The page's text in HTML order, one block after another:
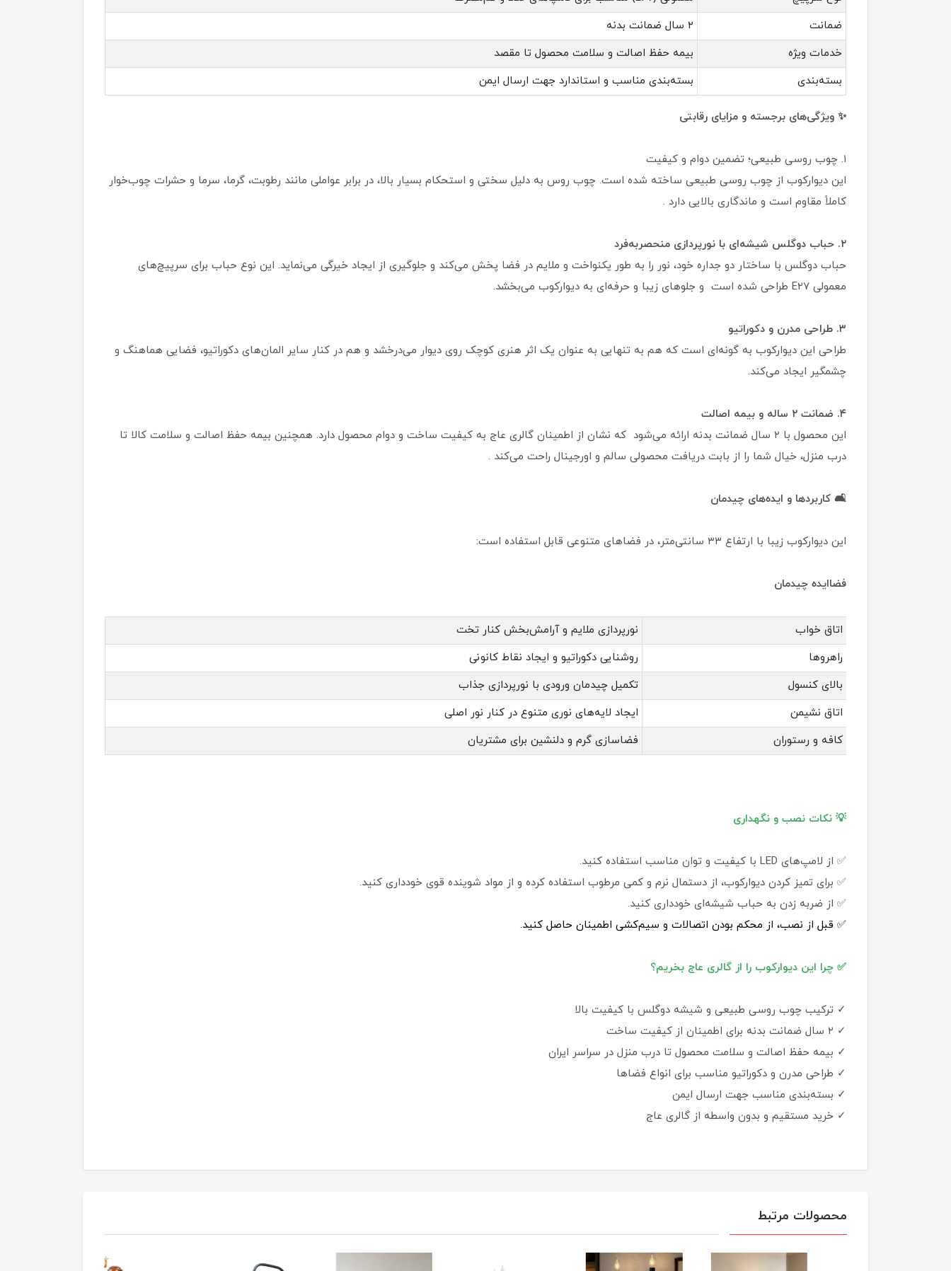
ضمانت
۲ سال ضمانت بدنه
خدمات ویژه
بیمه حفظ اصالت و سلامت محصول تا مقصد
بسته‌بندی
بسته‌بندی مناسب و استاندارد جهت ارسال ایمن
✨ ویژگی‌های برجسته و مزایای رقابتی
۱. چوب روسی طبیعی؛ تضمین دوام و کیفیت
این دیوارکوب از چوب روسی طبیعی ساخته شده است. چوب روس به دلیل سختی و استحکام بسیار بالا، در برابر عواملی مانند رطوبت، گرما، سرما و حشرات چوب‌خوار
کاملاً مقاوم است و ماندگاری بالایی دارد .
۲. حباب دوگلس شیشه‌ای با نورپردازی منحصربه‌فرد
حباب دوگلس با ساختار دو جداره خود، نور را به طور یکنواخت و ملایم در فضا پخش می‌کند و جلوگیری از ایجاد خیرگی می‌نماید. این نوع حباب برای سرپیچ‌های
معمولی E27 طراحی شده است و جلوهای زیبا و حرفه‌ای به دیوارکوب می‌بخشد.
۳. طراحی مدرن و دکوراتیو
طراحی این دیوارکوب به گونه‌ای است که هم به تنهایی به عنوان یک اثر هنری کوچک روی دیوار می‌درخشد و هم در کنار سایر المان‌های دکوراتیو، فضایی هماهنگ و
چشمگیر ایجاد می‌کند.
۴. ضمانت ۲ ساله و بیمه اصالت
این محصول با ۲ سال ضمانت بدنه ارائه می‌شود که نشان از اطمینان گالری عاج به کیفیت ساخت و دوام محصول دارد. همچنین بیمه حفظ اصالت و سلامت کالا تا
درب منزل، خیال شما را از بابت دریافت محصولی سالم و اورجینال راحت می‌کند .
🛋️ کاربردها و ایده‌های چیدمان
این دیوارکوب زیبا با ارتفاع ۳۳ سانتی‌متر، در فضاهای متنوعی قابل استفاده است:
فضاایده چیدمان
اتاق خواب
نورپردازی ملایم و آرامش‌بخش کنار تخت
راهروها
روشنایی دکوراتیو و ایجاد نقاط کانونی
بالای کنسول
تکمیل چیدمان ورودی با نورپردازی جذاب
اتاق نشیمن
ایجاد لایه‌های نوری متنوع در کنار نور اصلی
کافه و رستوران
فضاسازی گرم و دلنشین برای مشتریان
💡 نکات نصب و نگهداری
✅ از لامپ‌های LED با کیفیت و توان مناسب استفاده کنید.
✅ برای تمیز کردن دیوارکوب، از دستمال نرم و کمی مرطوب استفاده کرده و از مواد شوینده قوی خودداری کنید.
✅ از ضربه زدن به حباب شیشه‌ای خودداری کنید.
✅ قبل از نصب، از محکم بودن اتصالات و سیم‌کشی اطمینان حاصل کنید.
✅ چرا این دیوارکوب را از گالری عاج بخریم؟
✓ ترکیب چوب روسی طبیعی و شیشه دوگلس با کیفیت بالا
✓ ۲ سال ضمانت بدنه برای اطمینان از کیفیت ساخت
✓ بیمه حفظ اصالت و سلامت محصول تا درب منزل در سراسر ایران
✓ طراحی مدرن و دکوراتیو مناسب برای انواع فضاها
✓ بسته‌بندی مناسب جهت ارسال ایمن
✓ خرید مستقیم و بدون واسطه از گالری عاج
محصولات مرتبط